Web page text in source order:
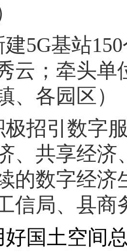
建5G基站150
云 ； 牵头单
、各园区）
极招引数字
、共享经济
的数字经济
信局、县商
好国土空间